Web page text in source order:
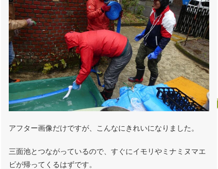
アフター画像だけですが、こんなにきれいになりました。
三面池とつながっているので、すぐにイモリやミナミヌマエ
ビが帰ってくるはずです。